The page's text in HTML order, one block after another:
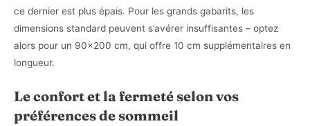
ce dernier est plus épais. Pour les grands gabarits, les
dimensions standard peuvent s’avérer insuffisantes – optez
alors pour un 90×200 cm, qui offre 10 cm supplémentaires en
longueur.
Le confort et la fermeté selon vos
préférences de sommeil